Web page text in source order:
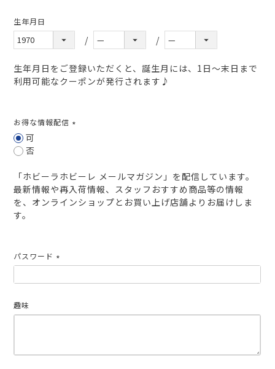
生年月日
生年月日をご登録いただくと、誕生月には、1日～末日まで
利用可能なクーポンが発行されます♪
お得な情報配信
可
否
「ホビーラホビーレ メールマガジン」を配信しています。
最新情報や再入荷情報、スタッフおすすめ商品等の情報
を、オンラインショップとお買い上げ店舗よりお届けしま
す。
パスワード
須)
趣味